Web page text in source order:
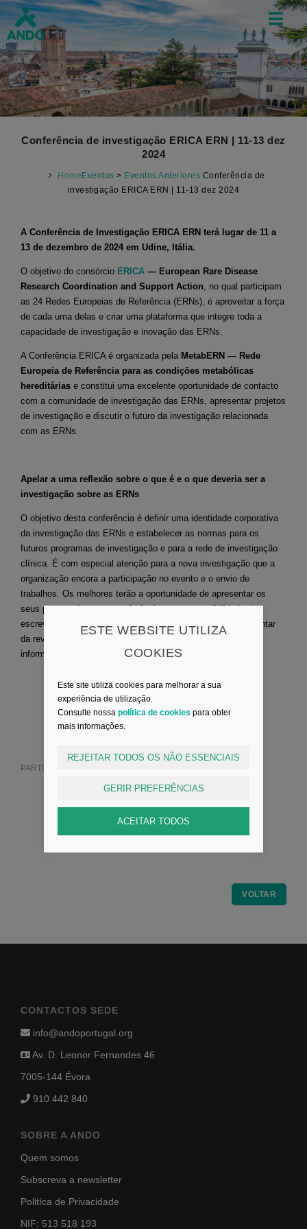
Conferência de investigação ERICA ERN | 11-13 dez
2024
HomeEventos > Eventos Anteriores Conferência de
investigação ERICA ERN | 11-13 dez 2024
A Conferência de Investigação ERICA ERN terá lugar de 11 a
13 de dezembro de 2024 em Udine, Itália.
O objetivo do consórcio ERICA — European Rare Disease
Research Coordination and Support Action , no qual participam
as 24 Redes Europeias de Referência (ERNs), é aproveitar a força
de cada uma delas e criar uma plataforma que integre toda a
capacidade de investigação e inovação das ERNs.
A Conferência ERICA é organizada pela MetabERN — Rede
Europeia de Referência para as condições metabólicas
hereditárias e constitui uma excelente oportunidade de contacto
com a comunidade de investigação das ERNs, apresentar projetos
de investigação e discutir o futuro da investigação relacionada
com as ERNs.
Apelar a uma reflexão sobre o que é e o que deveria ser a
investigação sobre as ERNs
O objetivo desta conferência é definir uma identidade corporativa
da investigação das ERNs e estabelecer as normas para os
futuros programas de investigação e para a rede de investigação
clínica. É com especial atenção para a nova investigação que a
organização encora a participação no evento e o envio de
trabalhos. Os melhores terão a oportunidade de apresentar os
seus posters durante a conferência, com a possibilidade de
escrever um artigo que será publicado num número suplementar
da revista
informações
PROGRAMA SUBMISSÃO TRABALHOS
PARTILHAR:
VOLTAR
CONTACTOS SEDE
info@andoportugal.org
Av. D. Leonor Fernandes 46
7005-144 Évora
910 442 840
SOBRE A ANDO
Quem somos
Subscreva a newsletter
Politíca de Privacidade
NIF: 513 518 193
ESTE WEBSITE UTILIZA
COOKIES
Este site utiliza cookies para melhorar a sua
experiência de utilização.
Consulte nossa política de cookies para obter
mais informações.
REJEITAR TODOS OS NÃO ESSENCIAIS
GERIR PREFERÊNCIAS
ACEITAR TODOS